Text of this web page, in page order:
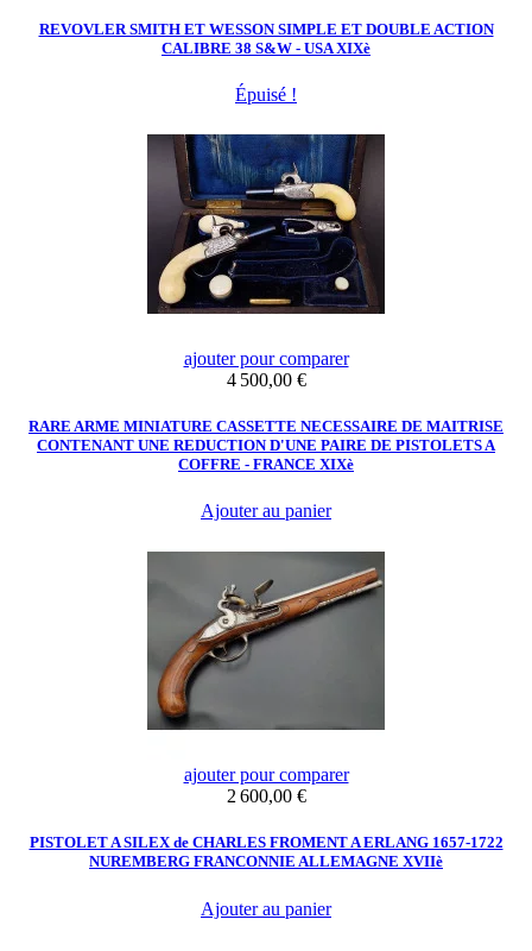
REVOVLER SMITH ET WESSON SIMPLE ET DOUBLE ACTION
CALIBRE 38 S&W - USA XIXè
Épuisé !
ajouter pour comparer
Prix
4 500,00 €
RARE ARME MINIATURE CASSETTE NECESSAIRE DE MAITRISE
CONTENANT UNE REDUCTION D'UNE PAIRE DE PISTOLETS A
COFFRE - FRANCE XIXè
Ajouter au panier
ajouter pour comparer
Prix
2 600,00 €
PISTOLET A SILEX de CHARLES FROMENT A ERLANG 1657-1722
NUREMBERG FRANCONNIE ALLEMAGNE XVIIè
Ajouter au panier